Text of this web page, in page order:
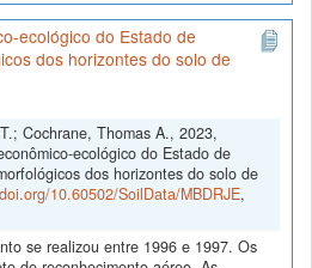
ecológico do Estado de
dos horizontes do solo de
Cochrane, Thomas A., 2023,
ecológico do Estado de
dos horizontes do solo de
10.60502/SoilData/MBDRJE,
se realizou entre 1996 e 1997. Os